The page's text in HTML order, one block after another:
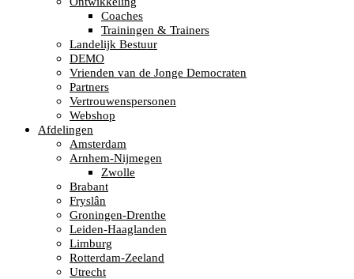
Coaches
Trainingen & Trainers
Landelijk Bestuur
DEMO
Vrienden van de Jonge Democraten
Partners
Vertrouwenspersonen
Webshop
Afdelingen
Amsterdam
Arnhem-Nijmegen
Zwolle
Brabant
Fryslân
Groningen-Drenthe
Leiden-Haaglanden
Limburg
Rotterdam-Zeeland
Utrecht